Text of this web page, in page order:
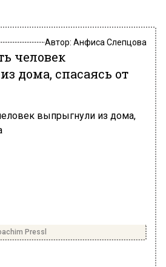
Автор: Анфиса Слепцова
человек
дома, спасаясь от
Pressl